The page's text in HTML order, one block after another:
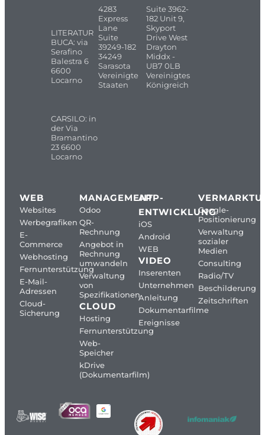
LITERATUR
BUCA: via
Serafino
Balestra 6
6600
Locarno
CARSILO: in
der Via
Bramantino
23 6600
Locarno
4283
Express
Lane
Suite
39249-182
34249
Sarasota
Vereinigte
Staaten
Suite 3962-
182 Unit 9,
Skyport
Drive West
Drayton
Middx -
UB7 0LB
Vereinigtes
Königreich
WEB
Websites
Werbegrafiken
E-
Commerce
Webhosting
Fernunterstützung
E-Mail-
Adressen
Cloud-
Sicherung
MANAGEMENT
Odoo
QR-
Rechnung
Angebot in
Rechnung
umwandeln
Verwaltung
von
Spezifikationen
CLOUD
Hosting
Fernunterstützung
Web-
Speicher
kDrive
(Dokumentarfilm)
APP-
ENTWICKLUNG
iOS
Android
WEB
VIDEO
Inserenten
Unternehmen
Anleitung
Dokumentarfilme
Ereignisse
Google-
Positionierung
Verwaltung
sozialer
Medien
Consulting
Radio/TV
Beschilderung
Zeitschriften